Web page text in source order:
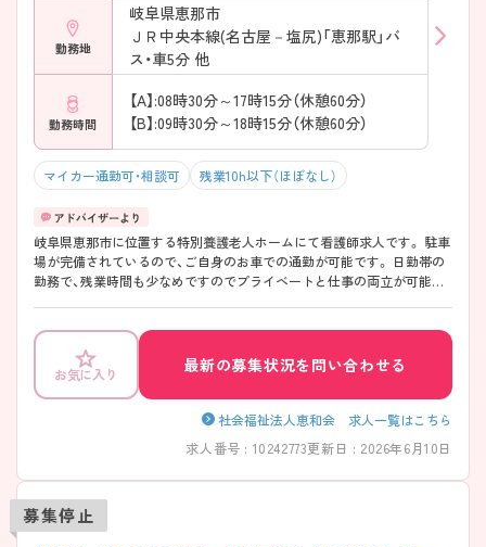
勤務地
岐阜県恵那市
ＪＲ中央本線(名古屋－塩尻)「恵那駅」バ
ス・車5分 他
勤務時間
【A】:08時30分～17時15分（休憩60分）
【B】:09時30分～18時15分（休憩60分）
マイカー通勤可・相談可 残業10h以下（ほぼなし）
岐阜県恵那市に位置する特別養護老人ホームにて看護師求人です。 駐車
場が完備されているので、ご自身のお車での通勤が可能です。 日勤帯の
勤務で、残業時間も少なめですのでプライベートと仕事の両立が可能な
お気に入り 最新の募集状況を問い合わせる
社会福祉法人恵和会 求人一覧はこちら
求人番号 : 10242773更新日 : 2026年6月10日
募集停止